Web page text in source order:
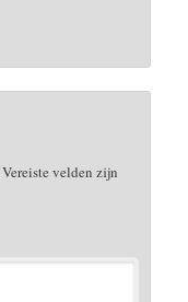
Vereiste velden zijn